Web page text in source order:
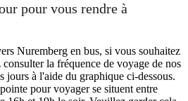
pour vous rendre à
Nuremberg en bus, si vous souhaitez
la fréquence de voyage de nos
jours à l'aide du graphique ci-dessous.
pour voyager se situent entre